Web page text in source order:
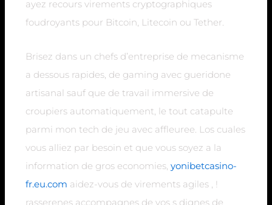
ayez recours virements cryptographiques
foudroyants pour Bitcoin, Litecoin ou Tether.
Brisez dans un chefs d’entreprise de mecanisme
a dessous rapides, de gaming avec gueridone
artisanal sauf que de travail immersive de
croupiers automatiquement, le tout catapulte
parmi mon tech de jeu avec affleuree. Los cuales
vous alliez par besoin et que vous soyez a la
information de gros economies,yonibetcasino-
fr.eu.com aidez-vous de virements agiles , !
rasserenes accompagnes de vos s dignes de